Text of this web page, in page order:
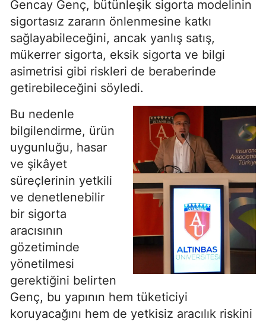
Gencay Genç, bütünleşik sigorta modelinin
sigortasız zararın önlenmesine katkı
sağlayabileceğini, ancak yanlış satış,
mükerrer sigorta, eksik sigorta ve bilgi
asimetrisi gibi riskleri de beraberinde
getirebileceğini söyledi.
Bu nedenle
bilgilendirme, ürün
uygunluğu, hasar
ve şikâyet
süreçlerinin yetkili
ve denetlenebilir
bir sigorta
aracısının
gözetiminde
yönetilmesi
gerektiğini belirten
Genç, bu yapının hem tüketiciyi
koruyacağını hem de yetkisiz aracılık riskini